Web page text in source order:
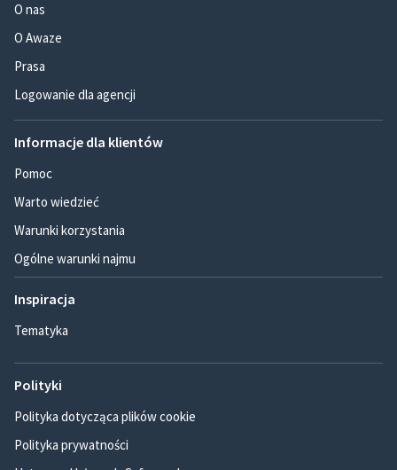
O nas
O Awaze
Prasa
Logowanie dla agencji
Informacje dla klientów
Pomoc
Warto wiedzieć
Warunki korzystania
Ogólne warunki najmu
Inspiracja
Tematyka
Polityki
Polityka dotycząca plików cookie
Polityka prywatności